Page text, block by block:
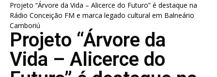
Projeto “Árvore da Vida – Alicerce do Futuro” é destaque na
Rádio Conceição FM e marca legado cultural em Balneário
Camboriú
Projeto “Árvore da
Vida – Alicerce do